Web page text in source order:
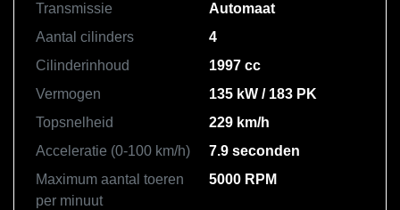
Transmissie
Automaat
Aantal cilinders
4
Cilinderinhoud
1997 cc
Vermogen
135 kW / 183 PK
Topsnelheid
229 km/h
Acceleratie (0-100 km/h)
7.9 seconden
Maximum aantal toeren
per minuut
5000 RPM